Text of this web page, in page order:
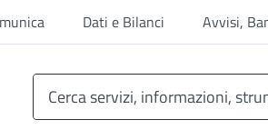
Dati e Bilanci Avvisi,